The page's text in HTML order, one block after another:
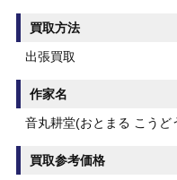
買取方法
出張買取
作家名
音丸耕堂(おとまる こうど
買取参考価格